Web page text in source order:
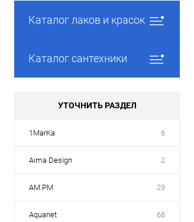
Каталог лаков и красок
Каталог сантехники
УТОЧНИТЬ РАЗДЕЛ
1MarKa 6
Aima Design 2
AM.PM 29
Aquanet 68